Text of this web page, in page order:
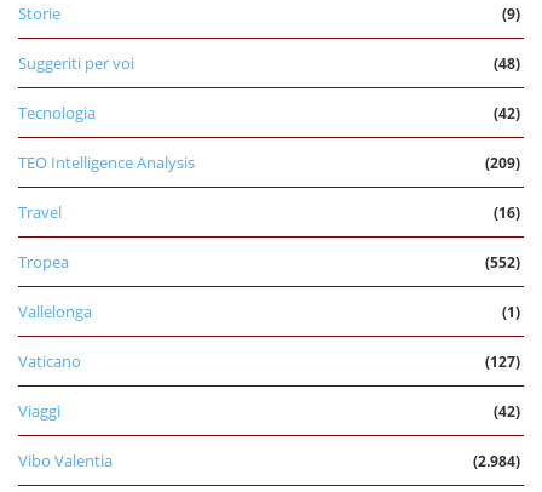
Storie (9)
Suggeriti per voi (48)
Tecnologia (42)
TEO Intelligence Analysis (209)
Travel (16)
Tropea (552)
Vallelonga (1)
Vaticano (127)
Viaggi (42)
Vibo Valentia (2.984)